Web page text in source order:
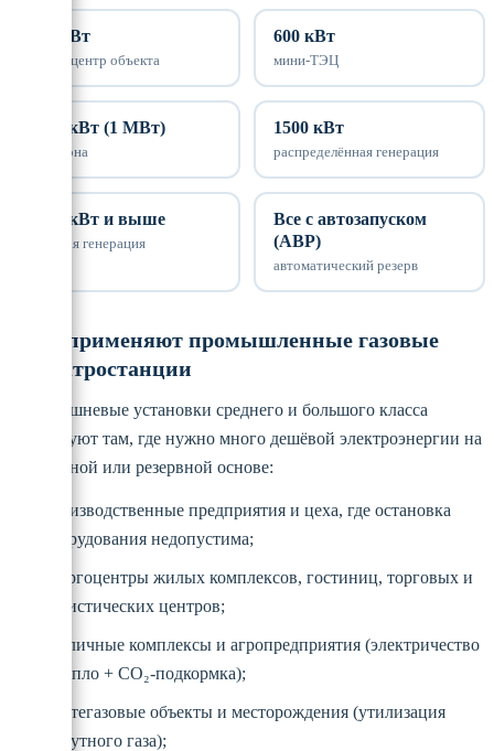
500 кВт
энергоцентр объекта
600 кВт
мини-ТЭЦ
1000 кВт (1 МВт)
промзона
1500 кВт
распределённая генерация
2000 кВт и выше
крупная генерация
Все с автозапуском
(АВР)
автоматический резерв
Где применяют промышленные газовые
электростанции
Газопоршневые установки среднего и большого класса
используют там, где нужно много дешёвой электроэнергии на
постоянной или резервной основе:
производственные предприятия и цеха, где остановка
оборудования недопустима;
энергоцентры жилых комплексов, гостиниц, торговых и
логистических центров;
тепличные комплексы и агропредприятия (электричество
+ тепло + CO₂-подкормка);
нефтегазовые объекты и месторождения (утилизация
попутного газа);